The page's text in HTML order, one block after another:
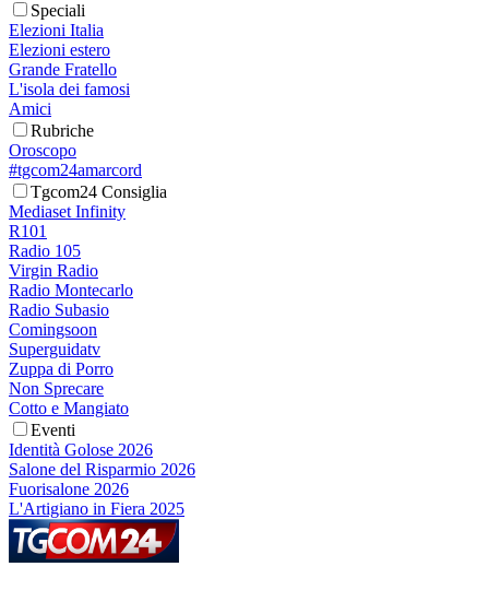
Speciali
Elezioni Italia
Elezioni estero
Grande Fratello
L'isola dei famosi
Amici
Rubriche
Oroscopo
#tgcom24amarcord
Tgcom24 Consiglia
Mediaset Infinity
R101
Radio 105
Virgin Radio
Radio Montecarlo
Radio Subasio
Comingsoon
Superguidatv
Zuppa di Porro
Non Sprecare
Cotto e Mangiato
Eventi
Identità Golose 2026
Salone del Risparmio 2026
Fuorisalone 2026
L'Artigiano in Fiera 2025